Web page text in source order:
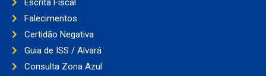
Escrita Fiscal
Falecimentos
Certidão Negativa
Guia de ISS / Alvará
Consulta Zona Azul